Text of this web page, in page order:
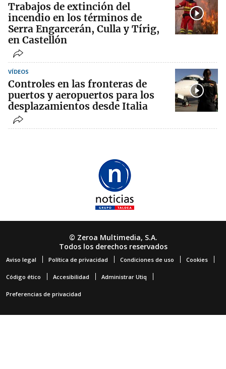
Trabajos de extinción del
incendio en los términos de
Serra Engarcerán, Culla y Tírig,
en Castellón
VÍDEOS
Controles en las fronteras de
puertos y aeropuertos para los
desplazamientos desde Italia
© Zeroa Multimedia, S.A.
Todos los derechos reservados
Aviso legal Política de privacidad Condiciones de uso Cookies
Código ético Accesibilidad Administrar Utiq
Preferencias de privacidad